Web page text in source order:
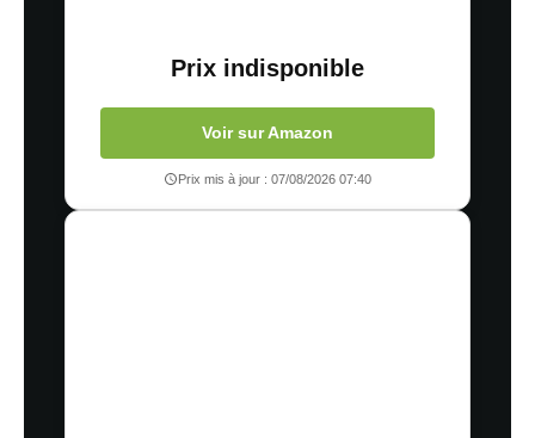
Prix indisponible
Voir sur Amazon
Prix mis à jour : 07/08/2026 07:40